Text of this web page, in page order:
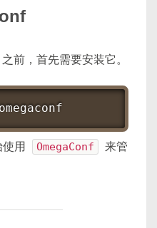
之前，首先需要安装它。
用 OmegaConf
来管